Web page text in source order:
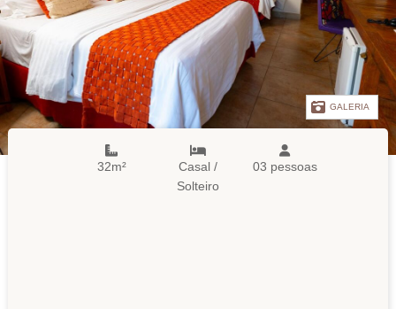
GALERIA
32m²
Casal /
Solteiro
03 pessoas